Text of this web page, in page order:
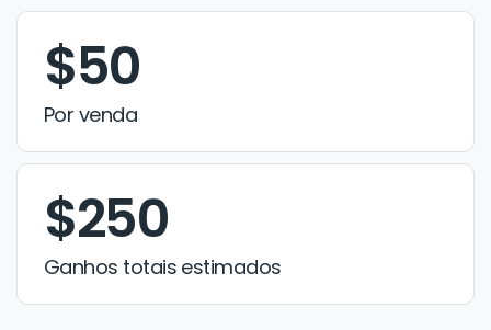
$50
Por venda
$250
Ganhos totais estimados